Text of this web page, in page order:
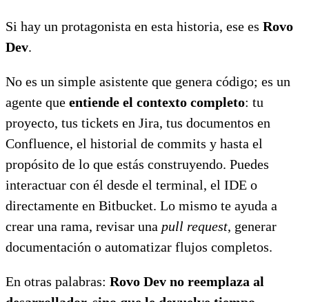
Si hay un protagonista en esta historia, ese es Rovo
Dev.
No es un simple asistente que genera código; es un
agente que entiende el contexto completo: tu
proyecto, tus tickets en Jira, tus documentos en
Confluence, el historial de commits y hasta el
propósito de lo que estás construyendo. Puedes
interactuar con él desde el terminal, el IDE o
directamente en Bitbucket. Lo mismo te ayuda a
crear una rama, revisar una pull request, generar
documentación o automatizar flujos completos.
En otras palabras: Rovo Dev no reemplaza al